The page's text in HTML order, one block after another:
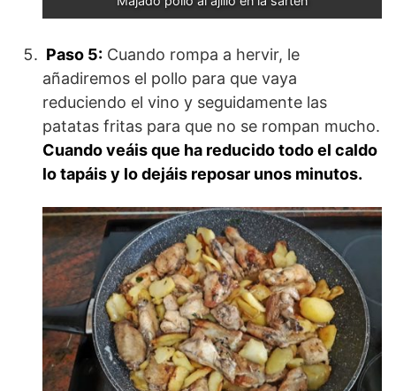
Paso 5: Cuando rompa a hervir, le
añadiremos el pollo para que vaya
reduciendo el vino y seguidamente las
patatas fritas para que no se rompan mucho.
Cuando veáis que ha reducido todo el caldo
lo tapáis y lo dejáis reposar unos minutos.